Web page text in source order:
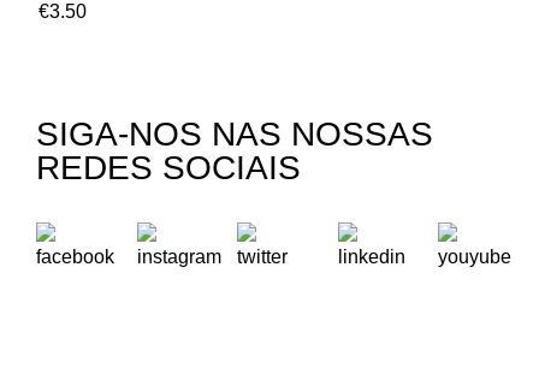
€3.50
SIGA-NOS NAS NOSSAS
REDES SOCIAIS